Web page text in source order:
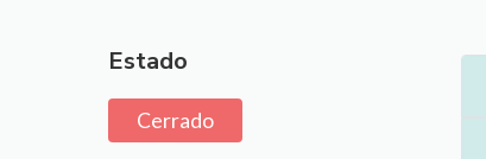
Estado
Cerrado